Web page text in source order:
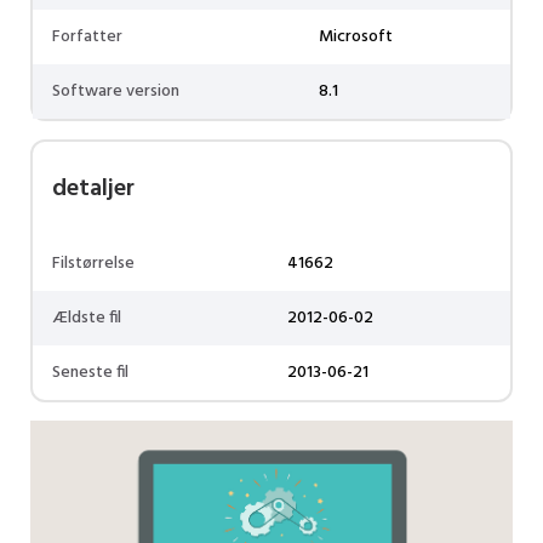
Forfatter
Microsoft
Software version
8.1
detaljer
Filstørrelse
41662
Ældste fil
2012-06-02
Seneste fil
2013-06-21